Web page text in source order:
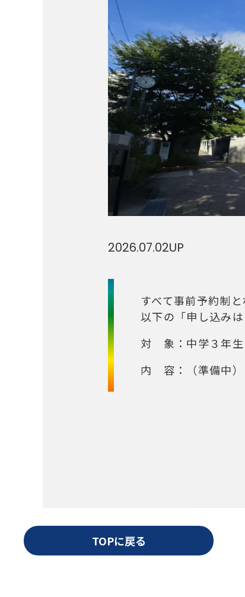
2026.07.02UP
すべて事前予約制
以下の「申し込み
対 象：中学３年生
内 容：（準備中）
TOPに戻る